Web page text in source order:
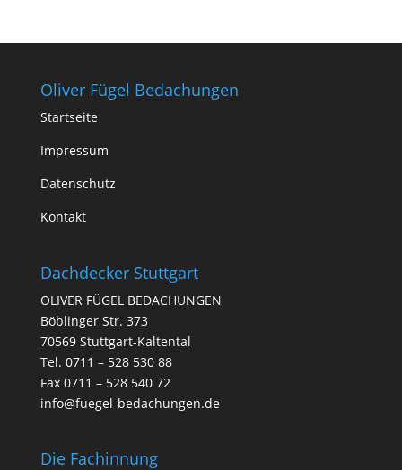
Oliver Fügel Bedachungen
Startseite
Impressum
Datenschutz
Kontakt
Dachdecker Stuttgart
OLIVER FÜGEL BEDACHUNGEN
Böblinger Str. 373
70569 Stuttgart-Kaltental
Tel. 0711 – 528 530 88
Fax 0711 – 528 540 72
info@fuegel-bedachungen.de
Die Fachinnung